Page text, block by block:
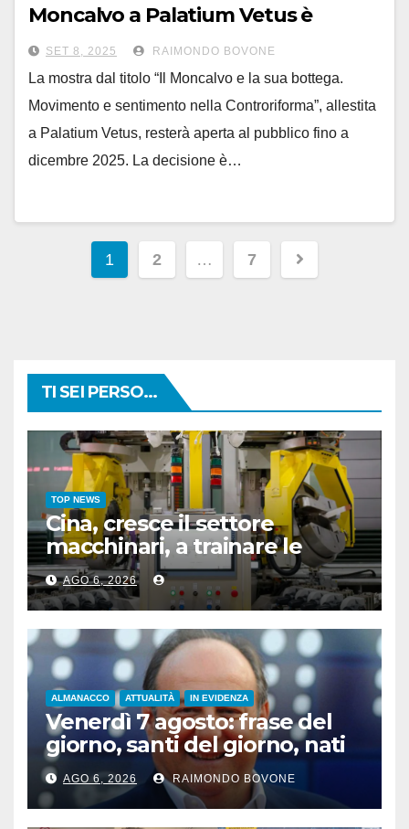
Moncalvo a Palatium Vetus è
prorogata fino a dicembre
SET 8, 2025 RAIMONDO BOVONE
La mostra dal titolo “Il Moncalvo e la sua bottega.
Movimento e sentimento nella Controriforma”, allestita
a Palatium Vetus, resterà aperta al pubblico fino a
dicembre 2025. La decisione è…
Paginazione
1 2 … 7
TI SEI PERSO...
TOP NEWS
Cina, cresce il settore
macchinari, a trainare le
“attrezzature intelligenti”
AGO 6, 2026
ALMANACCO ATTUALITÀ IN EVIDENZA
Venerdì 7 agosto: frase del
giorno, santi del giorno, nati
famosi, accadde oggi
AGO 6, 2026 RAIMONDO BOVONE